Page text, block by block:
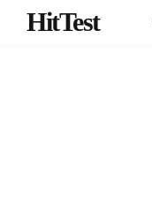
HitTest